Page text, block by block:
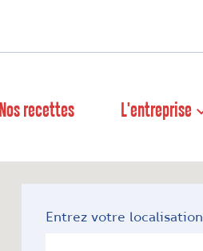
Nos recettes L'entreprise
Entrez votre localisation